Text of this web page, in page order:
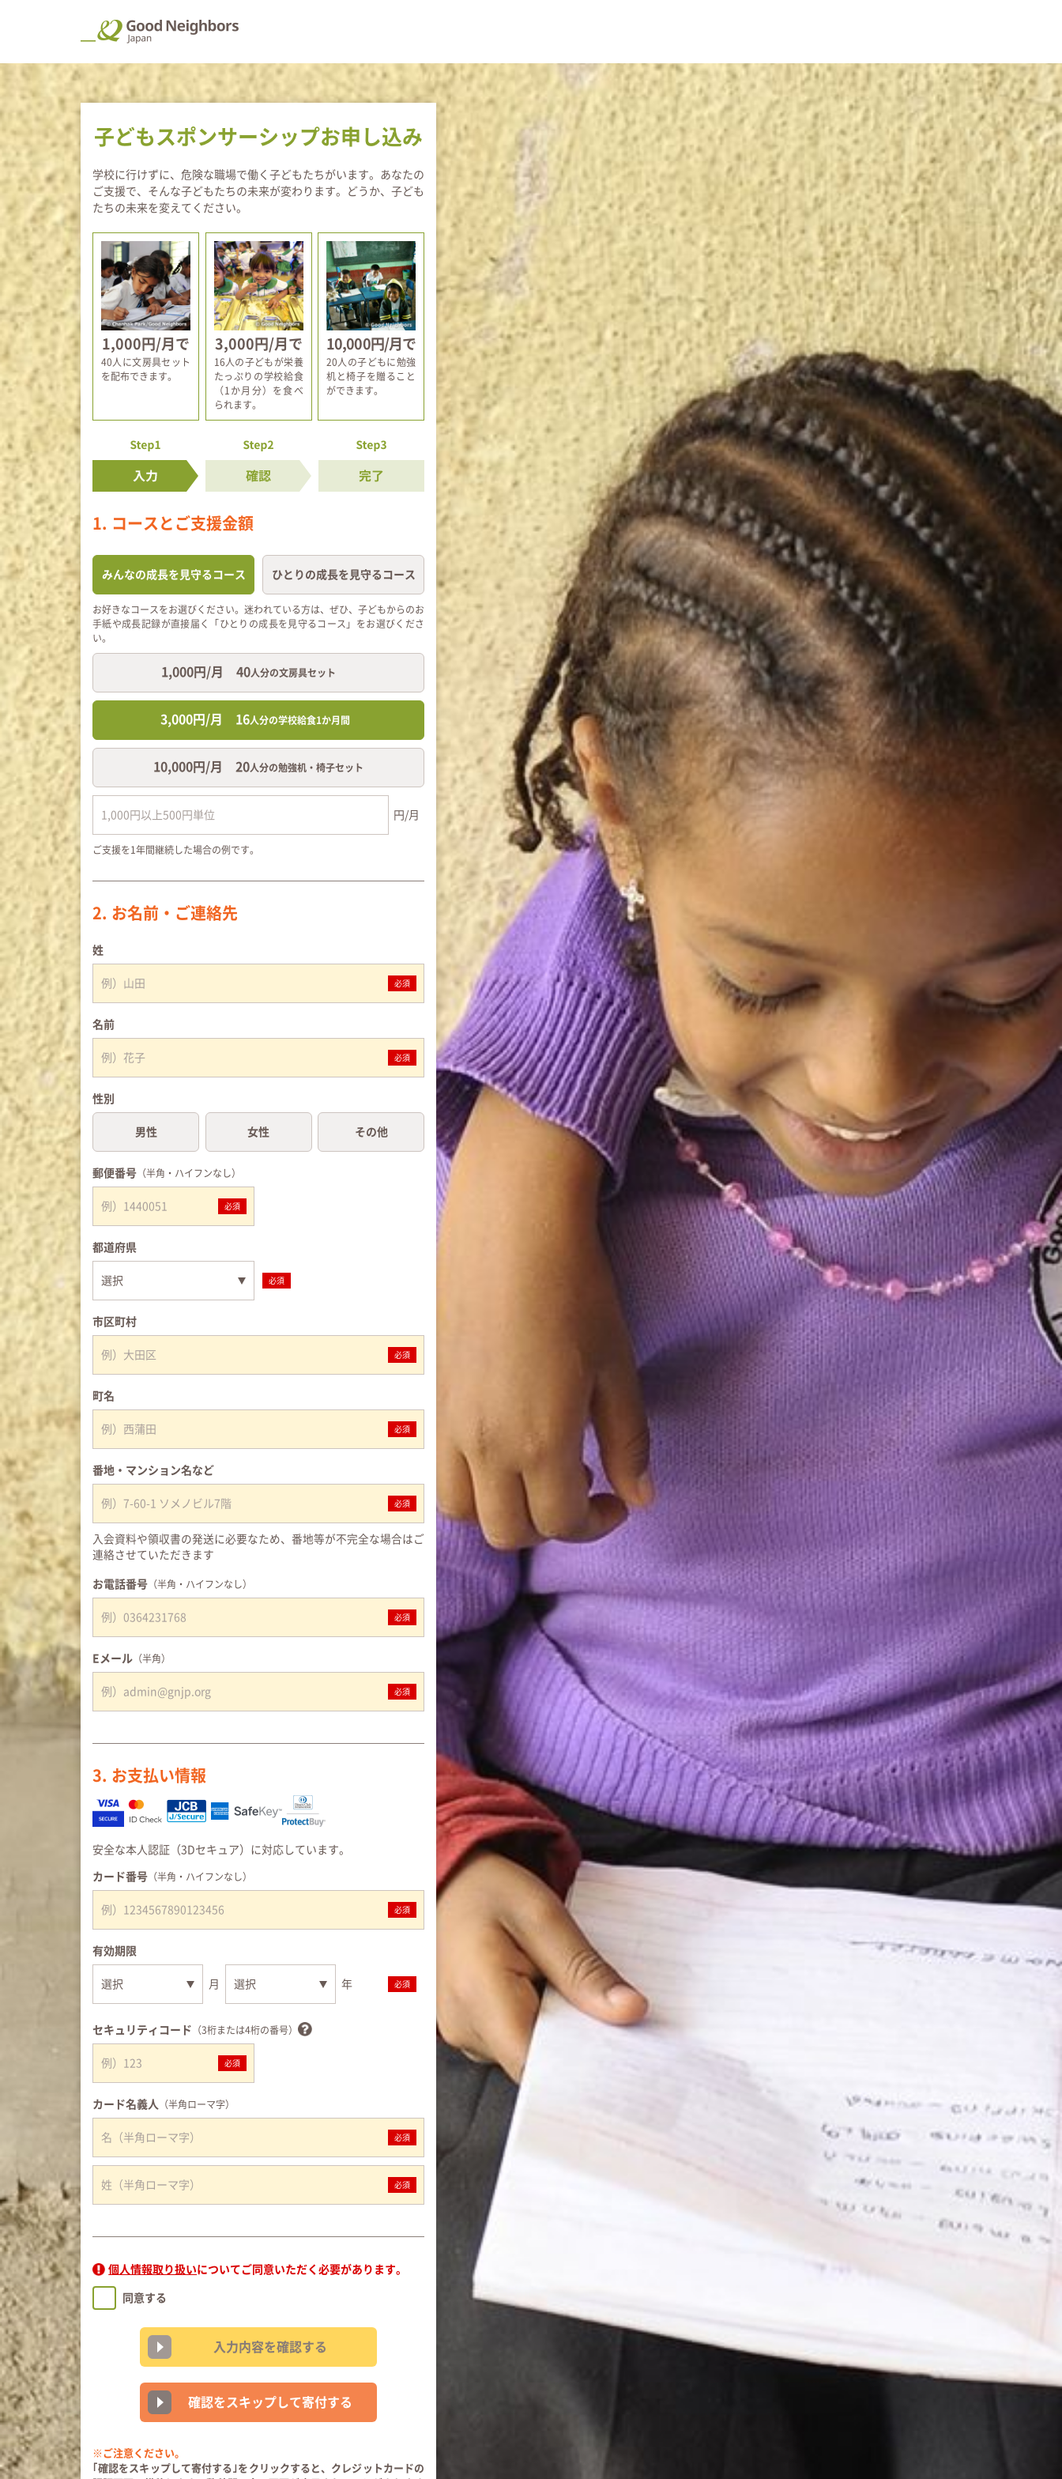
グッドネーバーズ・ジャパン
子どもスポンサーシップお申し込み
学校に行けずに、危険な職場で働く子どもたちがいます。あなたの
ご支援で、そんな子どもたちの未来が変わります。どうか、子ども
たちの未来を変えてください。
1,000円/月で
40人に文房具セット
を配布できます。
3,000円/月で
16人の子どもが栄養
たっぷりの学校給食
（1か月分）を食べ
られます。
10,000円/月で
20人の子どもに勉強
机と椅子を贈ること
ができます。
1. コースとご支援金額
みんなの成長を 見守るコース ひとりの成長を 見守るコース
お好きなコースをお選びください。迷われている方は、ぜひ、子どもからのお
手紙や成長記録が直接届く「ひとりの成長を見守るコース」をお選びくださ
い。
1,000円/月 40人分の文房具セット
3,000円/月 16人分の学校給食1か月間
10,000円/月 20人分の勉強机・椅子セット
円/月
ご支援を1年間継続した場合の例です。
2. お名前・ご連絡先
姓
必須
名前
必須
性別
男性 女性 その他
郵便番号 （半角・ハイフンなし）
必須
都道府県
必須
市区町村
必須
町名
必須
番地・マンション名など
必須
入会資料や領収書の発送に必要なため、番地等が不完全な場合はご
連絡させていただきます
お電話番号 （半角・ハイフンなし）
必須
Eメール （半角）
必須
3. お支払い情報
安全な本人認証（3Dセキュア）に対応しています。
カード番号 （半角・ハイフンなし）
必須
有効期限
月 年 必須
セキュリティコード （3桁または4桁の番号）
必須
カード名義人 （半角ローマ字）
必須
必須
個人情報取り扱いについてご同意いただく必要があります。
同意する
入力内容を確認する
確認をスキップして寄付する
※ご注意ください。
｢確認をスキップして寄付する｣をクリックすると、クレジットカードの